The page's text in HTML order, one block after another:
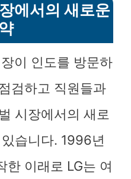
에서의 새로운
이 인도를 방문하
검하고 직원들과
시장에서의 새로
습니다. 1996년
한 이래로 LG는 여